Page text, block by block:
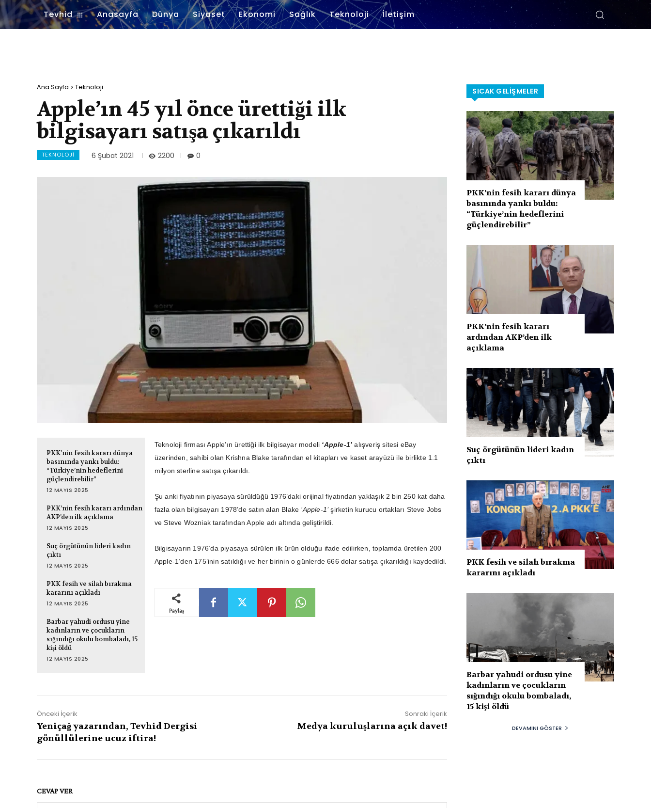
Tevhid Anasayfa Dünya Siyaset Ekonomi Sağlık Teknoloji İletişim
Ana Sayfa Teknoloji
Apple’ın 45 yıl önce ürettiği ilk
bilgisayarı satışa çıkarıldı
TEKNOLOJI 6 Şubat 2021 2200 0
PKK’nin fesih kararı dünya
basınında yankı buldu:
“Türkiye’nin hedeflerini
güçlendirebilir”
12 MAYIS 2025
PKK’nin fesih kararı ardından
AKP’den ilk açıklama
12 MAYIS 2025
Suç örgütünün lideri kadın
çıktı
12 MAYIS 2025
PKK fesih ve silah bırakma
kararını açıkladı
12 MAYIS 2025
Barbar yahudi ordusu yine
kadınların ve çocukların
sığındığı okulu bombaladı, 15
kişi öldü
12 MAYIS 2025
Teknoloji firması Apple’ın ürettiği ilk bilgisayar modeli ‘Apple-1’ alışveriş sitesi eBay
üzerinden, sahibi olan Krishna Blake tarafından el kitapları ve kaset arayüzü ile birlikte 1.1
milyon sterline satışa çıkarıldı.
Şu anki fiyatının piyasaya sürüldüğü 1976’daki orijinal fiyatından yaklaşık 2 bin 250 kat daha
fazla olan bilgisayarı 1978’de satın alan Blake ‘Apple-1’şirketin kurucu ortakları Steve Jobs
ve Steve Wozniak tarafından Apple adı altında geliştirildi.
Bilgisayarın 1976’da piyasaya sürülen ilk ürün olduğu ifade edilirken, toplamda üretilen 200
Apple-1’den 175’inin satıldığı ve her birinin o günlerde 666 dolar satışa çıkarıldığı kaydedildi.
Paylaş
Önceki İçerik
Yeniçağ yazarından, Tevhid Dergisi
gönüllülerine ucuz iftira!
Sonraki İçerik
Medya kuruluşlarına açık davet!
CEVAP VER
SICAK GELIŞMELER
PKK’nin fesih kararı dünya
basınında yankı buldu:
“Türkiye’nin hedeflerini
güçlendirebilir”
PKK’nin fesih kararı
ardından AKP’den ilk
açıklama
Suç örgütünün lideri kadın
çıktı
PKK fesih ve silah bırakma
kararını açıkladı
Barbar yahudi ordusu yine
kadınların ve çocukların
sığındığı okulu bombaladı,
15 kişi öldü
DEVAMINI GÖSTER